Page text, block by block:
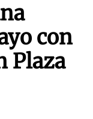
con
Plaza